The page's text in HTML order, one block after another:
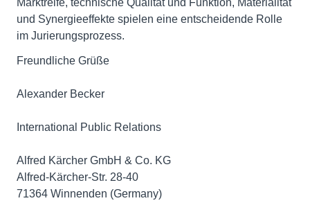
Marktreife, technische Qualität und Funktion, Materialität
und Synergieeffekte spielen eine entscheidende Rolle
im Jurierungsprozess.
Freundliche Grüße
Alexander Becker
International Public Relations
Alfred Kärcher GmbH & Co. KG
Alfred-Kärcher-Str. 28-40
71364 Winnenden (Germany)